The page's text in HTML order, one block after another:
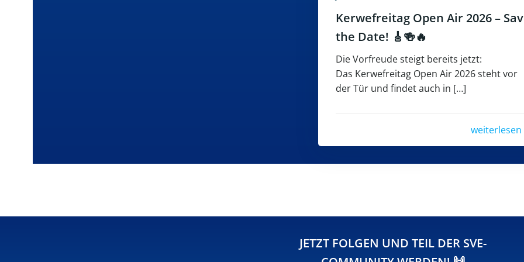
Kerwefreitag Open Air 2026 –
the Date! 🎸🍻🔥
Die Vorfreude steigt bereits jetzt:
Das Kerwefreitag Open Air 2026 steht vor
der Tür und findet auch in […]
weiterlesen
JETZT FOLGEN UND TEIL DER SVE-